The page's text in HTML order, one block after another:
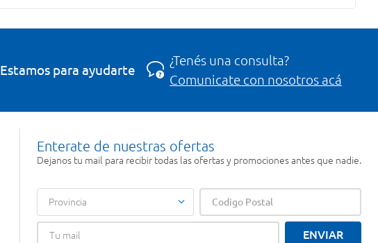
Estamos para ayudarte
¿Tenés una consulta?
Comunicate con nosotros acá
Enterate de nuestras ofertas
Dejanos tu mail para recibir todas las ofertas y promociones antes que nadie.
Provincia
ENVIAR